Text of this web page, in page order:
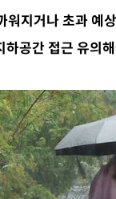
·1명 실종
더위, 열대야 계속[다음
신의 기회로 삼겠다"
㎜ 비
1.3%↑
워지거나 초과 예상
공간 접근 유의